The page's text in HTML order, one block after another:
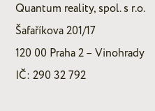
Quantum reality, spol. s r.o.
Šafaříkova 201/17
120 00 Praha 2 – Vinohrady
IČ: 290 32 792